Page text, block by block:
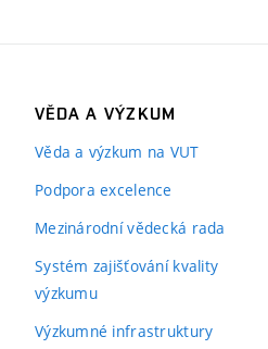
VĚDA A VÝZKUM
Věda a výzkum na VUT
Podpora excelence
Mezinárodní vědecká rada
Systém zajišťování kvality
výzkumu
Výzkumné infrastruktury